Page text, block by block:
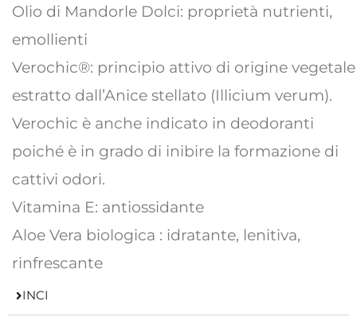
Olio di Mandorle Dolci: proprietà nutrienti,
emollienti
Verochic®: principio attivo di origine vegetale
estratto dall’Anice stellato (Illicium verum).
Verochic è anche indicato in deodoranti
poiché è in grado di inibire la formazione di
cattivi odori.
Vitamina E: antiossidante
Aloe Vera biologica : idratante, lenitiva,
rinfrescante
INCI